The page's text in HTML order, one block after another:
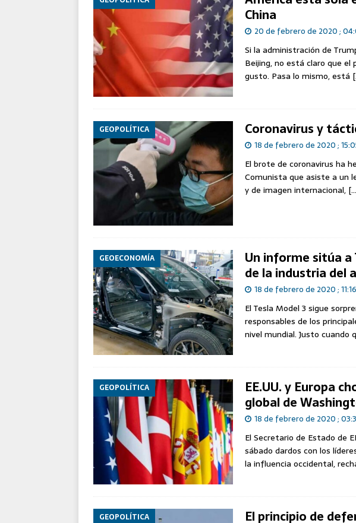
China
20 de febrero de 2020 ;
Si la administración de
Beijing, no está claro que
gusto. Pasa lo mismo, está
GEOPOLÍTICA Coronavirus y
18 de febrero de 2020 ;
El brote de coronavirus ha
Comunista que asiste a un
y de imagen internacional,
GEOECONOMÍA
Un informe sitúa a
de la industria del
18 de febrero de 2020 ; 11:16
El Tesla Model 3 sigue
responsables de los
nivel mundial. Justo cuando
GEOPOLÍTICA
EE.UU. y Europa
global de
18 de febrero de 2020 ;
El Secretario de Estado de
sábado dardos con los
la influencia occidental,
GEOPOLÍTICA
El principio de